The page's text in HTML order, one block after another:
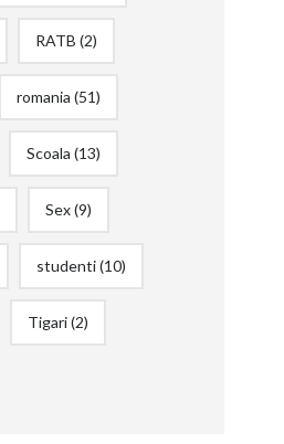
RATB (2)
romania (51)
Scoala (13)
Sex(9)
studenti(10)
Tigari(2)